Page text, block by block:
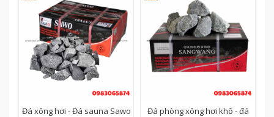
Đá xông hơi - Đá sauna Sawo
Đá phòng xông hơi khô - đá